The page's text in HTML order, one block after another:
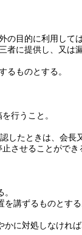
目的に利用しては
に提供し、又は
るものとする。
行うこと。
たときは、会長
させることができ
講ずるものとする
に対処しなければ